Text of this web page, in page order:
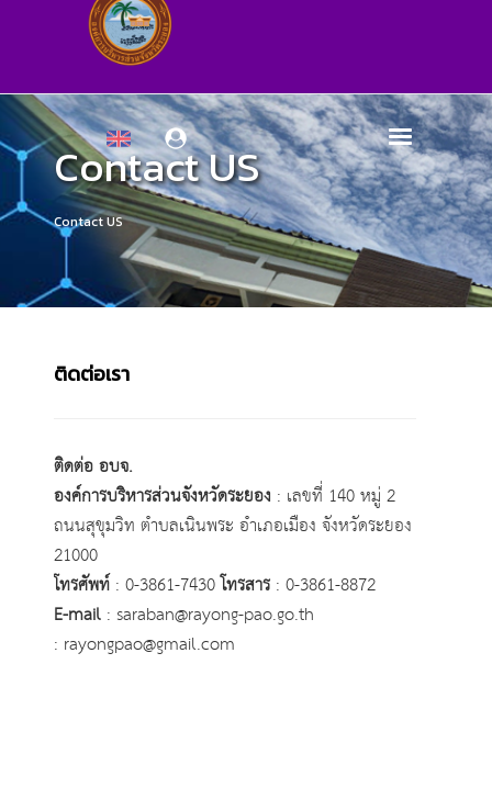
Contact US
Contact US
ติดต่อเรา
ติดต่อ อบจ.
องค์การบริหารส่วนจังหวัดระยอง : เลขที่ 140 หมู่ 2
ถนนสุขุมวิท ตำบลเนินพระ อำเภอเมือง จังหวัดระยอง
21000
โทรศัพท์ : 0-3861-7430โทรสาร : 0-3861-8872
E-mail : saraban@rayong-pao.go.th
: rayongpao@gmail.com